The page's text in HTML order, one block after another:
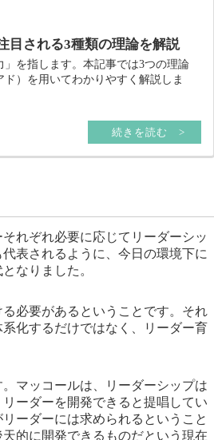
目される3種類の理論を解説
を指します。本記事では3つの理論
ド）を用いてわかりやすく解説しま
続きを読む >
れぞれ必要に応じてリーダーシッ
表されるように、今日の環境下に
なりました。
必要があるということです。それ
化するだけではなく、リーダー育
マッコールは、リーダーシップは
ーダーを開発できると提唱してい
ーダーには求められるということ
的に開発できるものだという現在